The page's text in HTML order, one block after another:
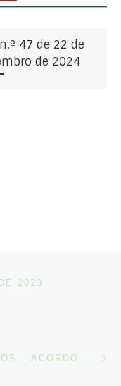
da
47 de 22 de
de 2024
2023